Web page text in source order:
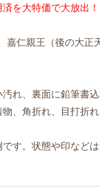
を大特価で大放出！
嘉仁親王（後の大正
れ、裏面に鉛筆書
、角折れ、目打折
す。状態や印など